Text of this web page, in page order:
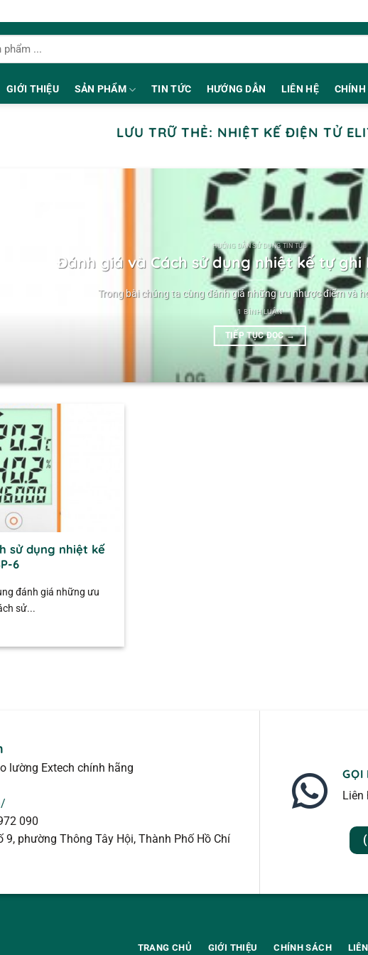
GIỚI THIỆU SẢN PHẨM TIN TỨC HƯỚNG DẪN LIÊN HỆ CHÍNH
LƯU TRỮ THẺ: NHIỆT KẾ ĐIỆN TỬ
HƯỚNG DẪN SỬ DỤNG TIN TỨC
Đánh giá và Cách sử dụng nhiệt kế tự ghi
Trong bài chúng ta cùng đánh giá những ưu nhược điểm và
1 BÌNH LUẬN
TIẾP TỤC ĐỌC→
sử dụng nhiệt kế
6
đánh giá những ưu
sử...
lường Extech chính hãng
090
phường Thông Tây Hội, Thành Phố Hồ Chí
GỌI
Liên
TRANG CHỦ GIỚI THIỆU CHÍNH SÁCH